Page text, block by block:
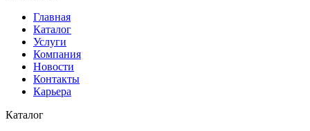
Главная
Каталог
Услуги
Компания
Новости
Контакты
Карьера
Каталог